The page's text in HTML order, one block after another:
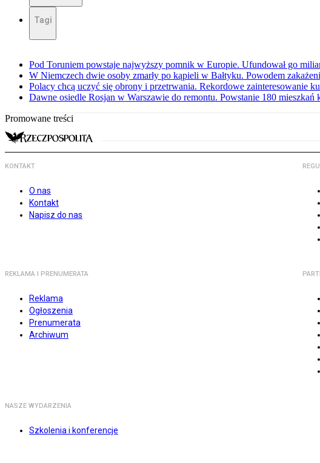
Tagi
Pod Toruniem powstaje najwyższy pomnik w Europie. Ufundował go
W Niemczech dwie osoby zmarły po kąpieli w Bałtyku. Powodem
Polacy chcą uczyć się obrony i przetrwania. Rekordowe zainteresowanie
Dawne osiedle Rosjan w Warszawie do remontu. Powstanie 180 mieszkań
Promowane treści
KONTAKT
O nas
Kontakt
Napisz do nas
REKLAMA I PRENUMERATA
Reklama
Ogłoszenia
Prenumerata
Archiwum
NASZE WYDARZENIA
Szkolenia i konferencje